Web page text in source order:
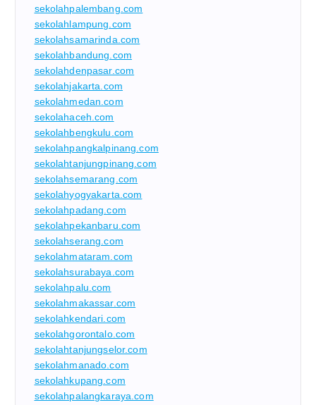
sekolahpalembang.com
sekolahlampung.com
sekolahsamarinda.com
sekolahbandung.com
sekolahdenpasar.com
sekolahjakarta.com
sekolahmedan.com
sekolahaceh.com
sekolahbengkulu.com
sekolahpangkalpinang.com
sekolahtanjungpinang.com
sekolahsemarang.com
sekolahyogyakarta.com
sekolahpadang.com
sekolahpekanbaru.com
sekolahserang.com
sekolahmataram.com
sekolahsurabaya.com
sekolahpalu.com
sekolahmakassar.com
sekolahkendari.com
sekolahgorontalo.com
sekolahtanjungselor.com
sekolahmanado.com
sekolahkupang.com
sekolahpalangkaraya.com